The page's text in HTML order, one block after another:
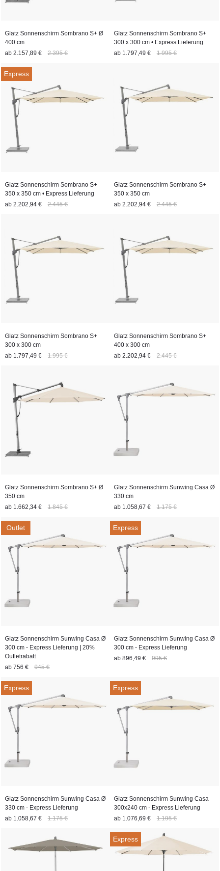
Glatz Sonnenschirm Sombrano S+ Ø
400 cm
ab 2.157,89 € 2.395 €
Glatz Sonnenschirm Sombrano S+
300 x 300 cm • Express Lieferung
ab 1.797,49 € 1.995 €
Express
Glatz Sonnenschirm Sombrano S+
350 x 350 cm • Express Lieferung
ab 2.202,94 € 2.445 €
Glatz Sonnenschirm Sombrano S+
350 x 350 cm
ab 2.202,94 € 2.445 €
Glatz Sonnenschirm Sombrano S+
300 x 300 cm
ab 1.797,49 € 1.995 €
Glatz Sonnenschirm Sombrano S+
400 x 300 cm
ab 2.202,94 € 2.445 €
Glatz Sonnenschirm Sombrano S+ Ø
350 cm
ab 1.662,34 € 1.845 €
Glatz Sonnenschirm Sunwing Casa Ø
330 cm
ab 1.058,67 € 1.175 €
Outlet
Glatz Sonnenschirm Sunwing Casa Ø
300 cm - Express Lieferung | 20%
Outletrabatt
ab 756 € 945 €
Express
Glatz Sonnenschirm Sunwing Casa Ø
300 cm - Express Lieferung
ab 896,49 € 995 €
Express
Glatz Sonnenschirm Sunwing Casa Ø
330 cm - Express Lieferung
ab 1.058,67 € 1.175 €
Express
Glatz Sonnenschirm Sunwing Casa
300x240 cm - Express Lieferung
ab 1.076,69 € 1.195 €
Express